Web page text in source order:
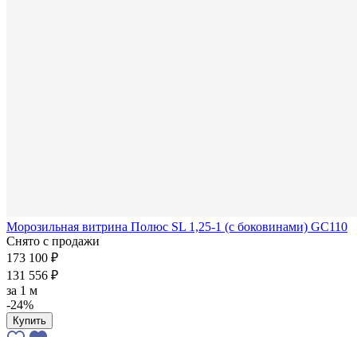
Морозильная витрина Полюс SL 1,25-1 (с боковинами) GC110
Снято с продажи
173 100 ₽
131 556 ₽
за 1 м
-24%
Купить